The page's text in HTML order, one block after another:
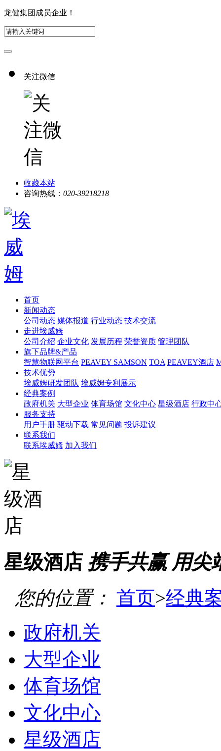
龙健集团成员企业！
关注微信
收藏本站
咨询热线： 020-39218218
首页
新闻动态
公司动态 媒体报道 行业动态 技术交流
走进埃威姆
公司介绍 企业文化 发展历程 荣誉资质 管理团队
旗下品牌&产品
智慧物联网平台 PEAVEY SAMSON TOA PEAVEY酒店
技术优势
埃威姆研发团队 埃威姆专利展示
经典案例
政府机关 大型企业 体育场馆 文化中心 星级酒店 行政中
服务支持
用户手册 驱动下载 常见问题 投诉建议
联系我们
联系埃威姆 加入我们
星级酒店 携手共赢 用尖
您的位置： 首页>经典
政府机关
大型企业
体育场馆
文化中心
星级酒店